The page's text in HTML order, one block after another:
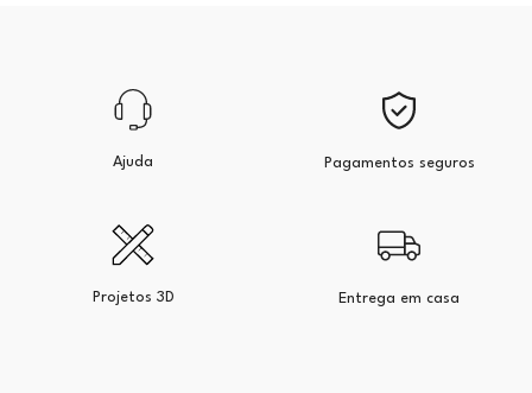
Ajuda Pagamentos seguros
Projetos 3D Entrega em casa